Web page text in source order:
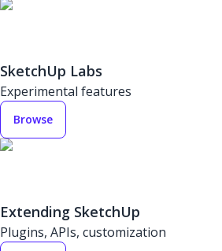
SketchUp Labs
Experimental features
Browse
Extending SketchUp
Plugins, APIs, customization